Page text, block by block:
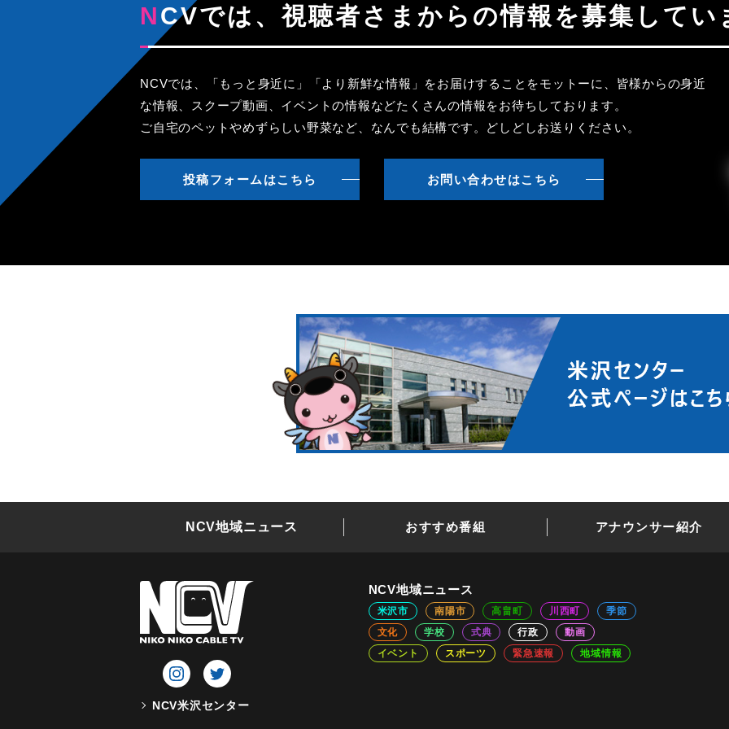
NCVでは、視聴者さまからの情報を募集してい
NCVでは、「もっと身近に」「より新鮮な情報」をお届けすることをモットーに、皆様からの身近
な情報、スクープ動画、イベントの情報などたくさんの情報をお待ちしております。
ご自宅のペットやめずらしい野菜など、なんでも結構です。どしどしお送りください。
投稿フォームはこちら お問い合わせはこちら
NCV地域ニュース おすすめ番組 アナウンサー紹介
NCV米沢センター
NCV地域ニュース
米沢市 南陽市 高畠町 川西町
季節
文化
学校 式典 行政
動画
イベント
スポーツ 緊急速報 地域情報